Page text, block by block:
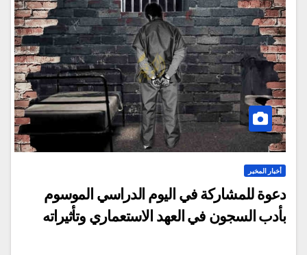
أخبار المخبر
دعوة للمشاركة في اليوم الدراسي الموسوم
بأدب السجون في العهد الاستعماري وتأثيراته